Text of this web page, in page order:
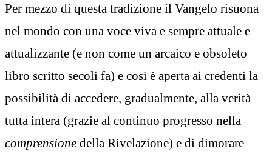
Per mezzo di questa tradizione il Vangelo risuona
nel mondo con una voce viva e sempre attuale e
attualizzante (e non come un arcaico e obsoleto
libro scritto secoli fa) e così è aperta ai credenti la
possibilità di accedere, gradualmente, alla verità
tutta intera (grazie al continuo progresso nella
comprensione della Rivelazione) e di dimorare